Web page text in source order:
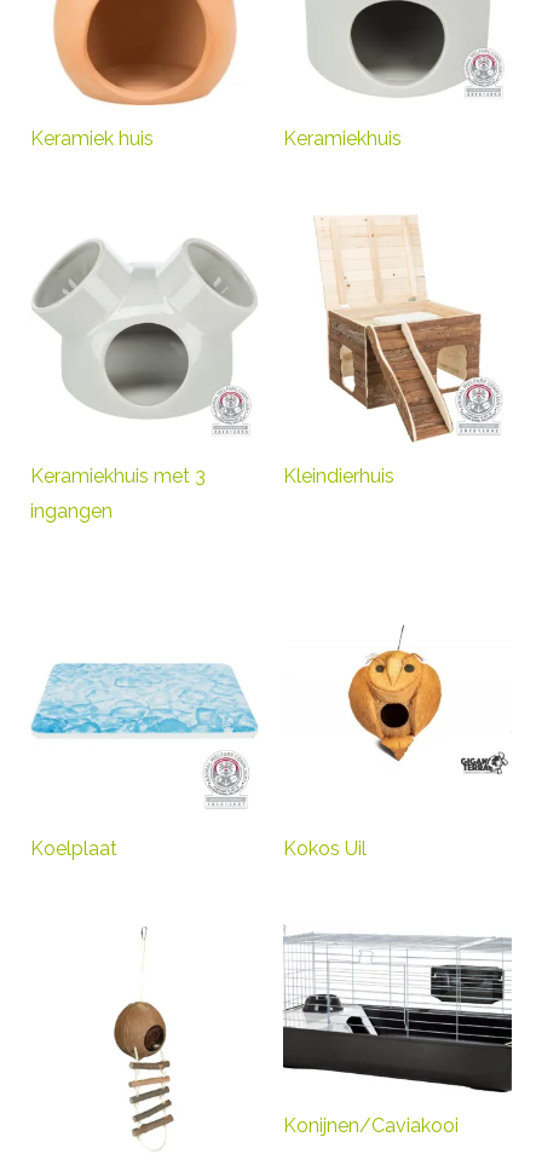
Keramiek huis Keramiekhuis
Keramiekhuis met 3
ingangen
Kleindierhuis
Koelplaat Kokos Uil
Konijnen/Caviakooi